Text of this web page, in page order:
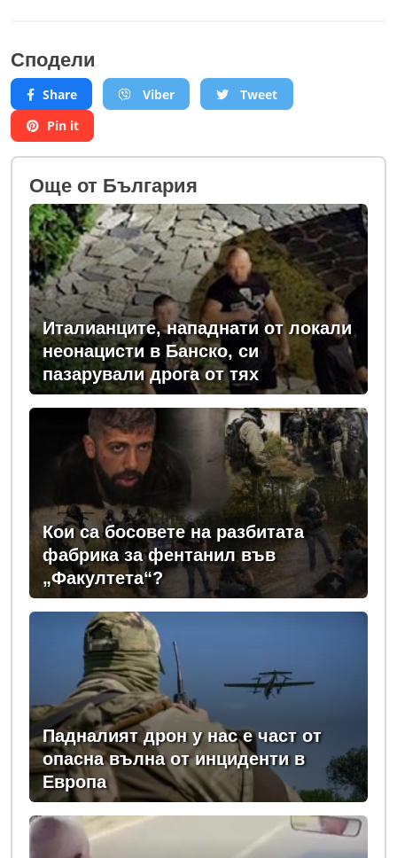
Сподели
Share Viber
Tweet
Pin it
Oще от България
Италианците, нападнати от локали
неонацисти в Банско, си
пазарували дрога от тях
Кои са босовете на разбитата
фабрика за фентанил във
„Факултета“?
Падналият дрон у нас е част от
опасна вълна от инциденти в
Европа